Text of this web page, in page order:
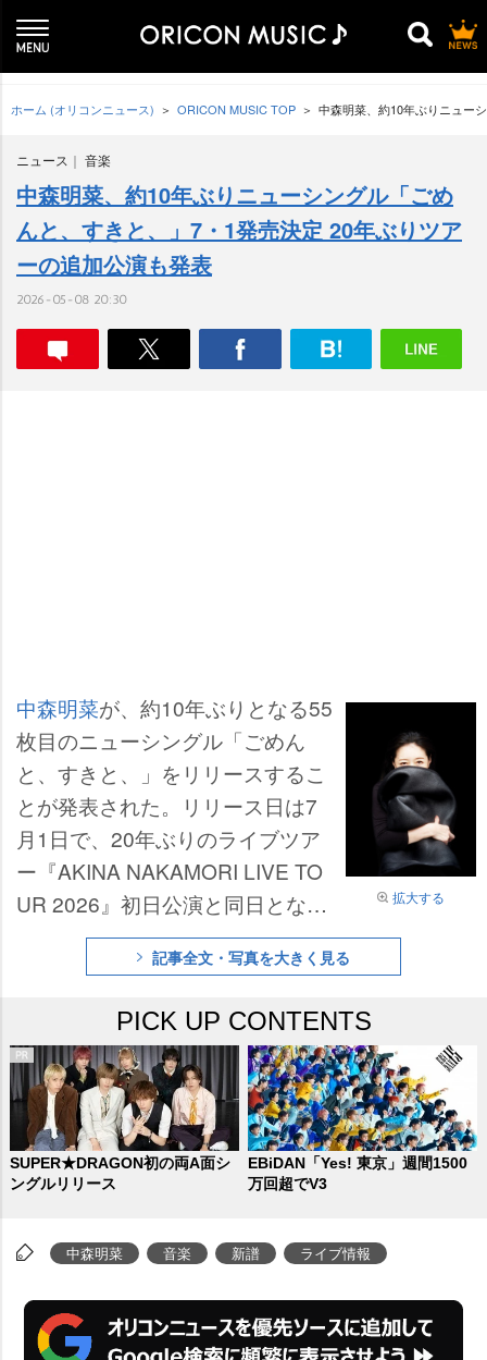
ホーム (オリコンニュース) ORICON MUSIC TOP 中森明菜、約10年ぶりニュー
ニュース 音楽
中森明菜、約10年ぶりニューシングル「ごめ
んと、すきと、」7・1発売決定 20年ぶりツア
ーの追加公演も発表
2026-05-08 20:30
拡大する
中森明菜が、約10年ぶりとなる55
枚目のニューシングル「ごめん
と、すきと、」をリリースするこ
とが発表された。リリース日は7
月1日で、20年ぶりのライブツア
ー『AKINA NAKAMORI LIVE TO
UR 2026』初日公演と同日とな
記事全文・写真を大きく見る
PICK UP CONTENTS
SUPER★DRAGON初の両A面シ
ングルリリース
EBiDAN「Yes! 東京」週間1500
万回超でV3
中森明菜 音楽 新譜 ライブ情報